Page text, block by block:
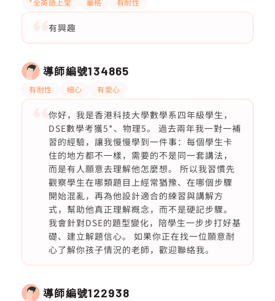
*全英語上堂 嚴格 有耐性
有興趣
導師編號134865
有耐性 細心 有愛心
你好，我是香港科技大學數學系四年級學生，
DSE數學考獲5*、物理5。 過去兩年我一對一補
習的經驗，讓我慢慢學到一件事：每個學生卡
住的地方都不一樣，需要的不是同一套講法，
而是有人願意去理解他怎麼想。 所以我習慣先
觀察學生在哪類題目上經常猶豫、在哪個步驟
開始混亂，再為他設計適合的練習與講解方
式，幫助他真正理解概念，而不是硬記步驟。
我會針對DSE的題型變化，陪學生一步步打好基
礎、建立解題信心。 如果你正在找一位願意耐
心了解你孩子情況的老師，歡迎聯絡我。
導師編號122938